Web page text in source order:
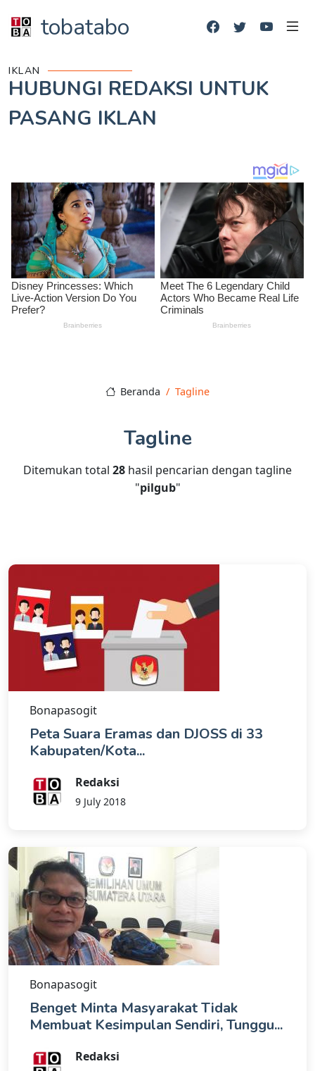
tobatabo
IKLAN
HUBUNGI REDAKSI UNTUK
PASANG IKLAN
Beranda Tagline
Tagline
Ditemukan total 28 hasil pencarian dengan tagline
"pilgub"
Bonapasogit
Peta Suara Eramas dan DJOSS di 33
Kabupaten/Kota...
Redaksi
9 July 2018
Bonapasogit
Benget Minta Masyarakat Tidak
Membuat Kesimpulan Sendiri, Tunggu...
Redaksi